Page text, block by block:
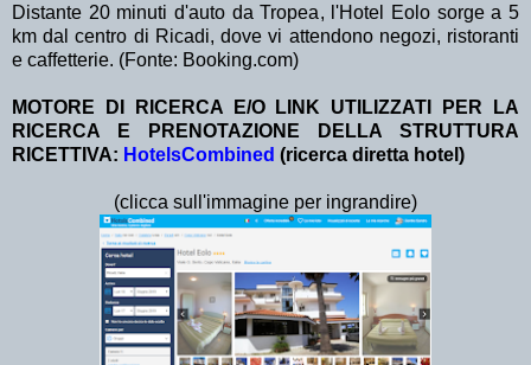
Distante 20 minuti d'auto da Tropea, l'Hotel Eolo sorge a 5
km dal centro di Ricadi, dove vi attendono negozi, ristoranti
e caffetterie. (Fonte: Booking.com)
MOTORE DI RICERCA E/O LINK UTILIZZATI PER LA
RICERCA E PRENOTAZIONE DELLA STRUTTURA
RICETTIVA: HotelsCombined (ricerca diretta hotel)
(clicca sull'immagine per ingrandire)